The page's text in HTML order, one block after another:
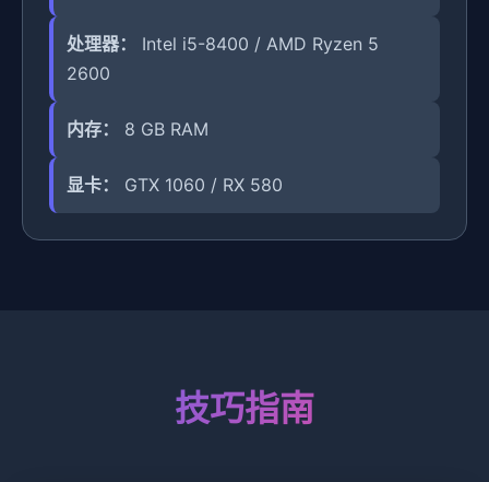
处理器：
Intel i5-8400 / AMD Ryzen 5
2600
内存： 8 GB RAM
显卡： GTX 1060 / RX 580
技巧指南